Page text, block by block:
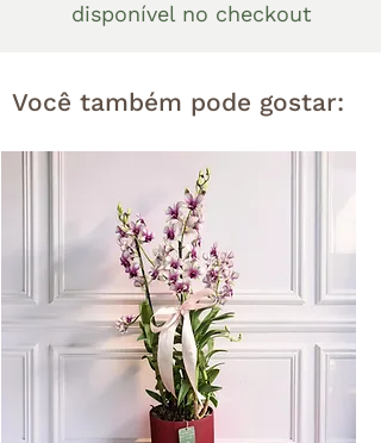
disponível no checkout
Você também pode gostar: